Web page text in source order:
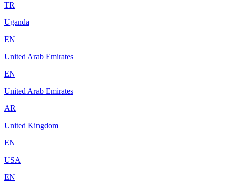
TR
Uganda
EN
United Arab Emirates
EN
United Arab Emirates
AR
United Kingdom
EN
USA
EN